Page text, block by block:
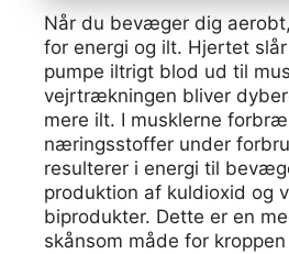
Når du bevæger dig
for energi og ilt. Hjertet
pumpe iltrigt blod ud til
vejrtrækningen bliver
mere ilt. I musklerne
næringsstoffer under
resulterer i energi til
produktion af kuldioxid og
biprodukter. Dette er en
skånsom måde for